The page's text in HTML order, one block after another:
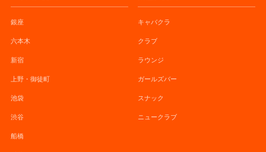
銀座
六本木
新宿
上野・御徒町
池袋
渋谷
船橋
キャバクラ
クラブ
ラウンジ
ガールズバー
スナック
ニュークラブ